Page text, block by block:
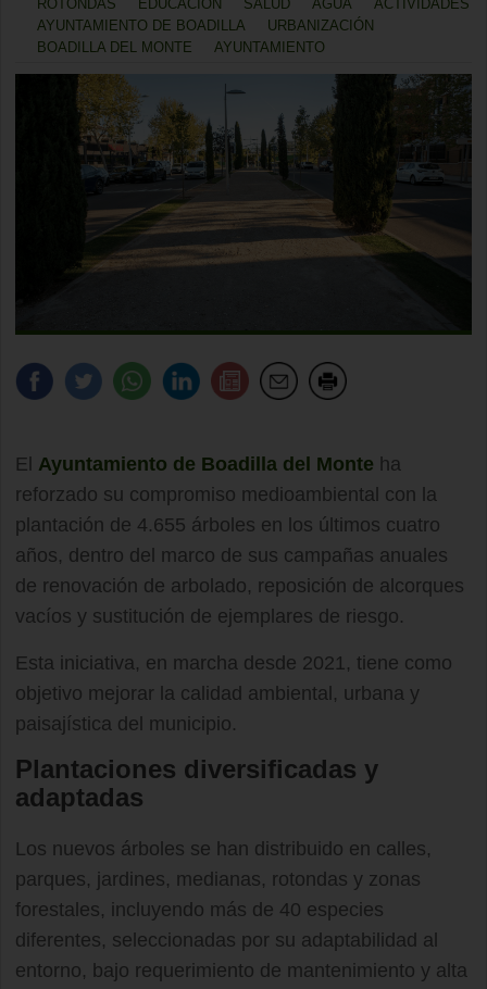
ROTONDAS
EDUCACIÓN SALUD AGUA
ACTIVIDADES
AYUNTAMIENTO DE BOADILLA
URBANIZACIÓN
BOADILLA DEL MONTE
AYUNTAMIENTO
El Ayuntamiento de Boadilla del Monte ha
reforzado su compromiso medioambiental con la
plantación de 4.655 árboles en los últimos cuatro
años, dentro del marco de sus campañas anuales
de renovación de arbolado, reposición de alcorques
vacíos y sustitución de ejemplares de riesgo.
Esta iniciativa, en marcha desde 2021, tiene como
objetivo mejorar la calidad ambiental, urbana y
paisajística del municipio.
Plantaciones diversificadas y
adaptadas
Los nuevos árboles se han distribuido en calles,
parques, jardines, medianas, rotondas y zonas
forestales, incluyendo más de 40 especies
diferentes, seleccionadas por su adaptabilidad al
entorno, bajo requerimiento de mantenimiento y alta